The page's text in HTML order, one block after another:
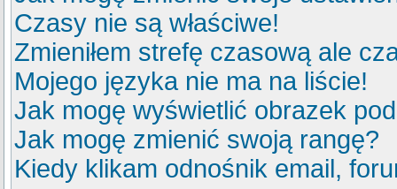
Czasy nie są właściwe!
Zmieniłem strefę czasową ale
Mojego języka nie ma na liście!
Jak mogę wyświetlić obrazek
Jak mogę zmienić swoją rangę?
Kiedy klikam odnośnik email,